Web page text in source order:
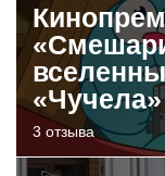
«Чучела»
3 отзыва